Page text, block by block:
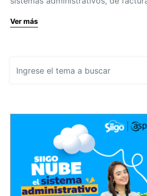
Ver más